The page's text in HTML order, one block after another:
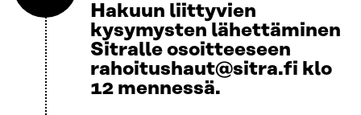
Hakuun liittyvien
kysymysten lähettäminen
Sitralle osoitteeseen
rahoitushaut@sitra.fi klo
12 mennessä.